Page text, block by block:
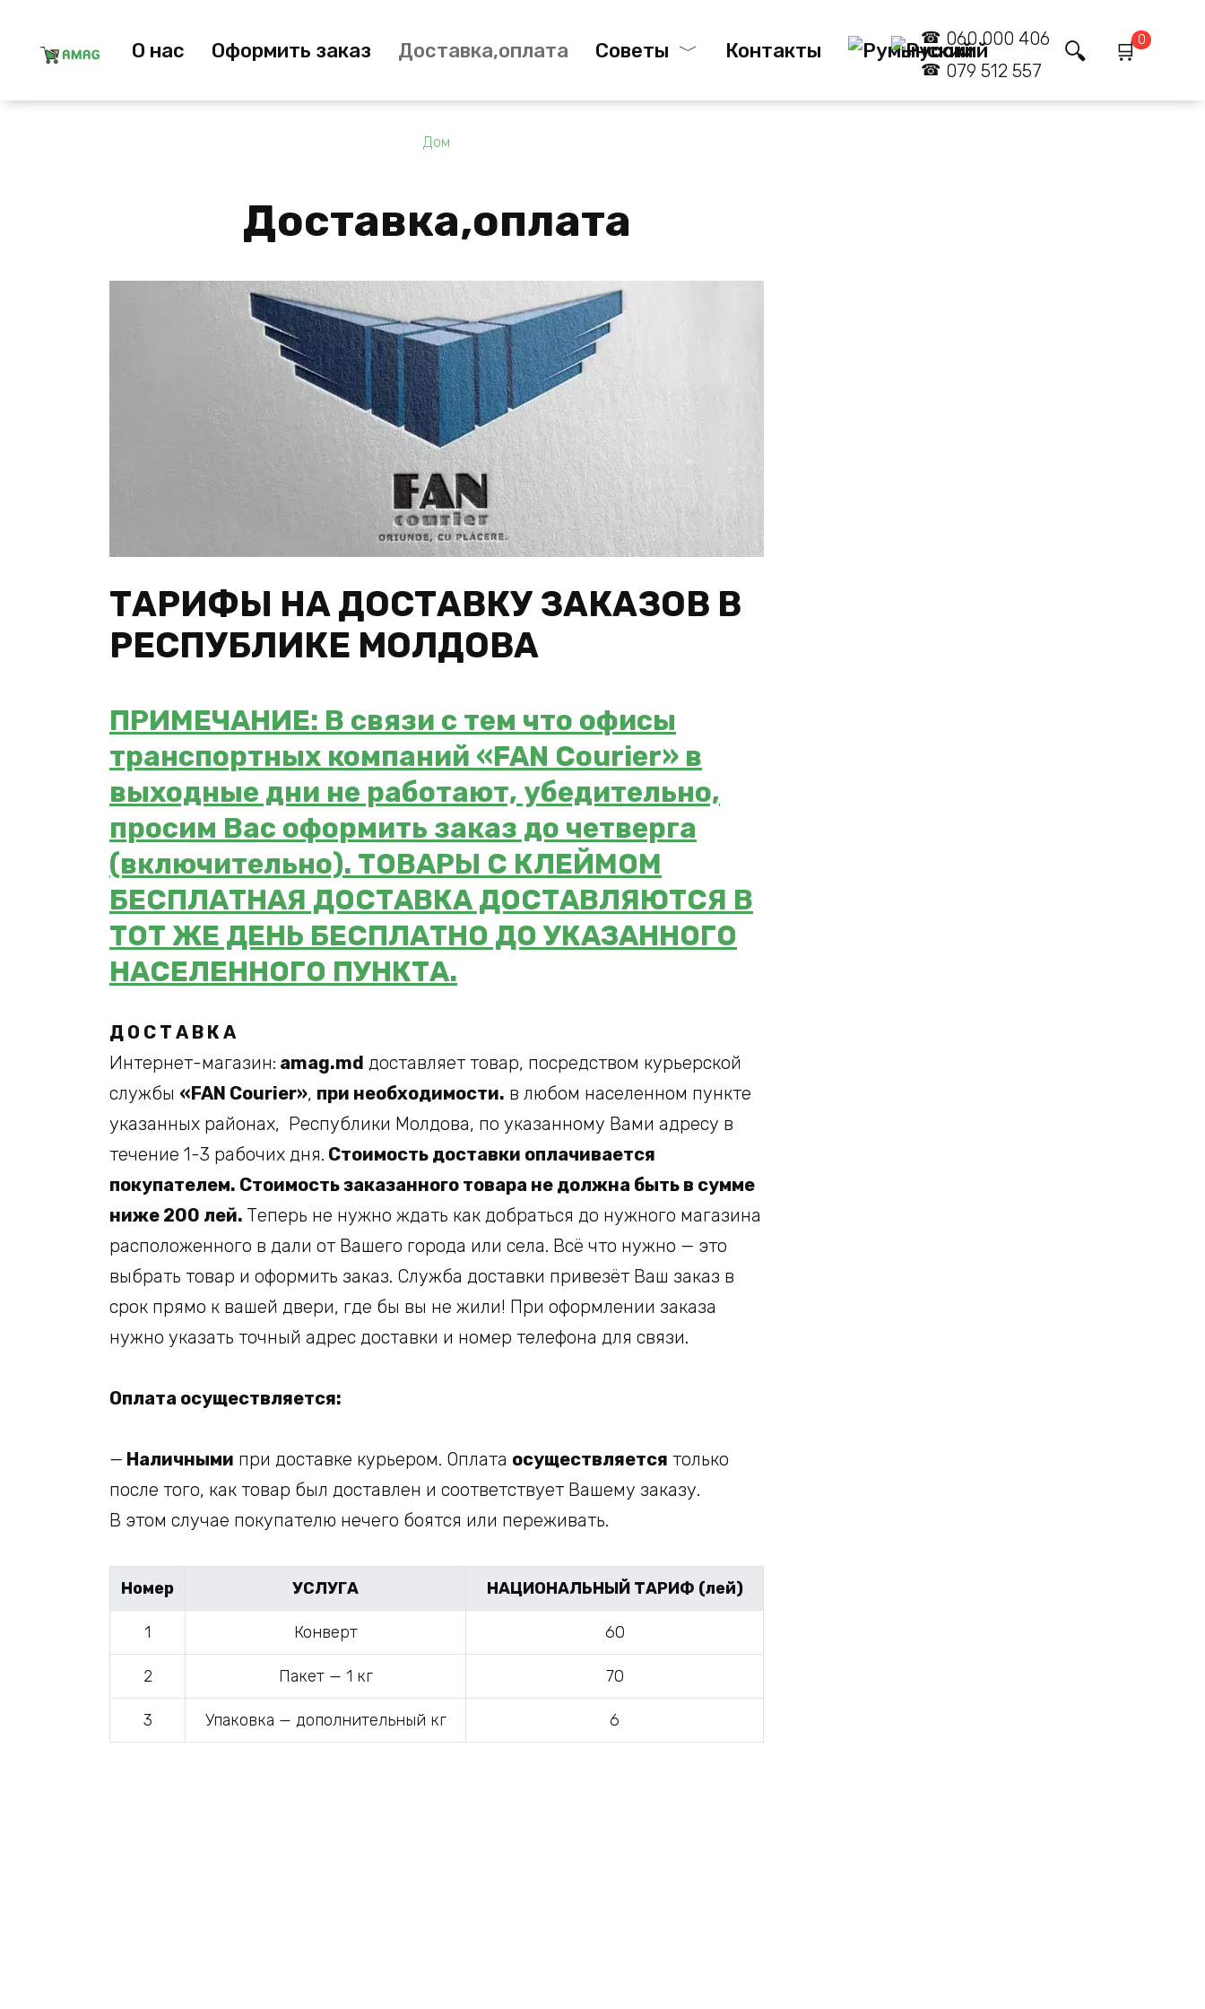
содержанию
О нас Оформить заказ Доставка,оплата Советы Контакты
060 000 406
079 512 557
0
Дом
Доставка,оплата
ТАРИФЫ НА ДОСТАВКУ ЗАКАЗОВ В
РЕСПУБЛИКЕ МОЛДОВА
ПРИМЕЧАНИЕ: В связи с тем что офисы
транспортных компаний «FAN Courier» в
выходные дни не работают, убедительно,
просим Вас оформить заказ до четверга
(включительно). ТОВАРЫ С КЛЕЙМОМ
БЕСПЛАТНАЯ ДОСТАВКА ДОСТАВЛЯЮТСЯ В
ТОТ ЖЕ ДЕНЬ БЕСПЛАТНО ДО УКАЗАННОГО
НАСЕЛЕННОГО ПУНКТА.
Д О С Т А В К А
Интернет-магазин: amag.md доставляет товар, посредством курьерской
службы «FAN Courier», при необходимости. в любом населенном пункте
указанных районах, Республики Молдова, по указанному Вами адресу в
течение 1-3 рабочих дня. Стоимость доставки оплачивается
покупателем. Стоимость заказанного товара не должна быть в сумме
ниже 200 лей. Теперь не нужно ждать как добраться до нужного магазина
расположенного в дали от Вашего города или села. Всё что нужно — это
выбрать товар и оформить заказ. Служба доставки привезёт Ваш заказ в
срок прямо к вашей двери, где бы вы не жили! При оформлении заказа
нужно указать точный адрес доставки и номер телефона для связи.
Оплата осуществляется:
— Наличными при доставке курьером. Оплата осуществляется только
после того, как товар был доставлен и соответствует Вашему заказу.
В этом случае покупателю нечего боятся или переживать.
Номер УСЛУГА НАЦИОНАЛЬНЫЙ ТАРИФ (лей)
1 Конверт 60
2 Пакет — 1 кг 70
3 Упаковка — дополнительный кг 6